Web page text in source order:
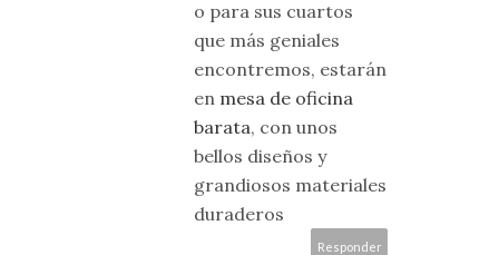
o para sus cuartos
que más geniales
encontremos, estarán
en mesa de oficina
barata, con unos
bellos diseños y
grandiosos materiales
duraderos
Responder